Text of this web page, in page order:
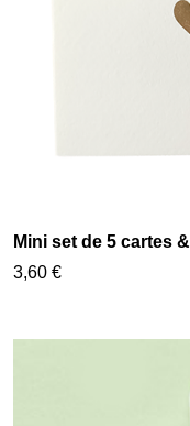
Mini set de 5 cartes
3,60 €